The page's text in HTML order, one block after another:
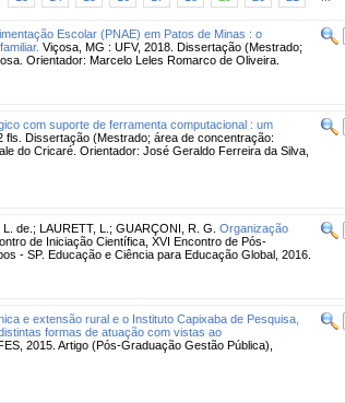
Escolar (PNAE) em Patos de Minas : o
familiar. Viçosa, MG : UFV, 2018. Dissertação (Mestrado;
Orientador: Marcelo Leles Romarco de Oliveira.
com suporte de ferramenta computacional : um
fls. Dissertação (Mestrado; área de concentração:
do Cricaré. Orientador: José Geraldo Ferreira da Silva,
de. ; LAURETT, L. ; GUARÇONI, R. G. Organização
de Iniciação Científica, XVI Encontro de Pós-
- SP. Educação e Ciência para Educação Global, 2016.
e extensão rural e o Instituto Capixaba de Pesquisa,
formas de atuação com vistas ao
2015. Artigo (Pós-Graduação Gestão Pública),